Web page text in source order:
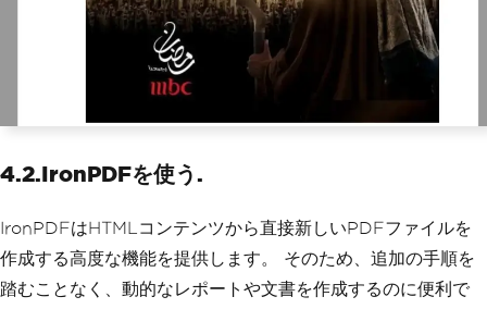
4.2.IronPDFを使う.
IronPDFはHTMLコンテンツから直接新しいPDFファイルを
作成する高度な機能を提供します。 そのため、追加の手順を
踏むことなく、動的なレポートや文書を作成するのに便利で